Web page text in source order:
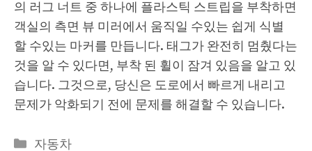
의 러그 너트 중 하나에 플라스틱 스트립을 부착하면
객실의 측면 뷰 미러에서 움직일 수있는 쉽게 식별
할 수있는 마커를 만듭니다. 태그가 완전히 멈췄다는
것을 알 수 있다면, 부착 된 휠이 잠겨 있음을 알고 있
습니다. 그것으로, 당신은 도로에서 빠르게 내리고
문제가 악화되기 전에 문제를 해결할 수 있습니다.
Categories
자동차